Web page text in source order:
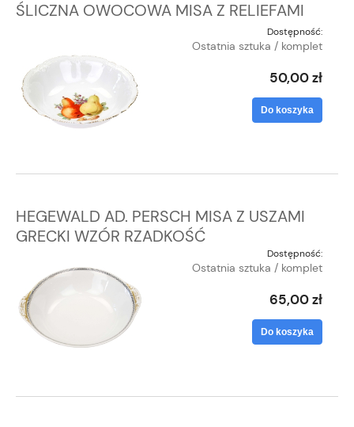
ŚLICZNA OWOCOWA MISA Z RELIEFAMI
Dostępność:
Ostatnia sztuka / komplet
50,00 zł
Do koszyka
HEGEWALD AD. PERSCH MISA Z USZAMI
GRECKI WZÓR RZADKOŚĆ
Dostępność:
Ostatnia sztuka / komplet
65,00 zł
Do koszyka